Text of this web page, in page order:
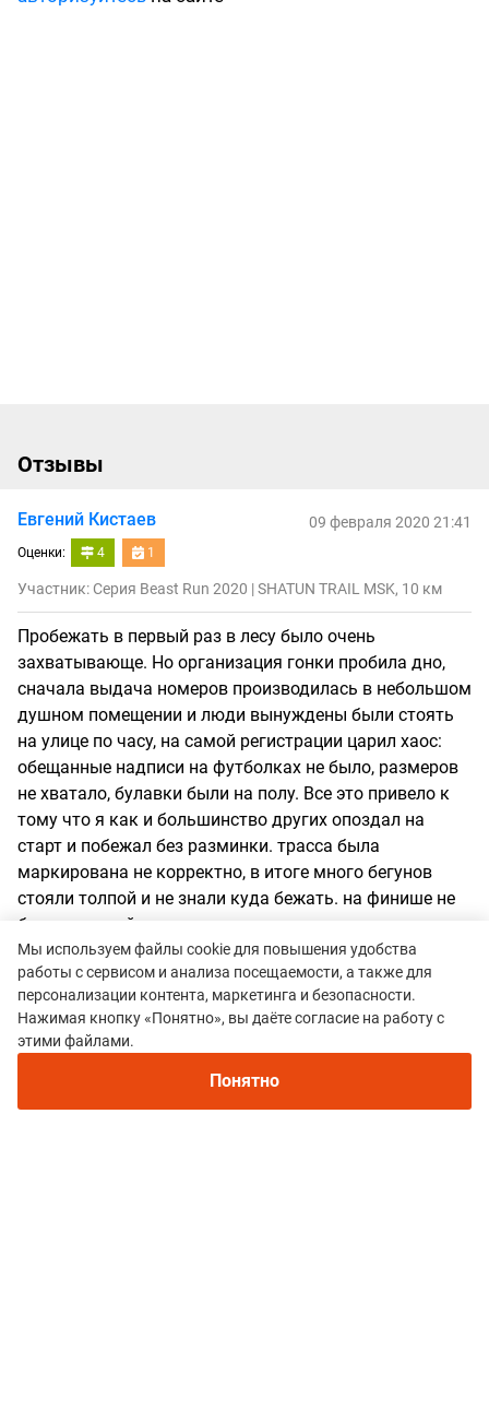
Отзывы
Евгений Кистаев
Оценки: 4 1
09 февраля 2020 21:41
Участник: Серия Beast Run 2020 | SHATUN TRAIL MSK, 10 км
Пробежать в первый раз в лесу было очень
захватывающе. Но организация гонки пробила дно,
сначала выдача номеров производилась в небольшом
душном помещении и люди вынуждены были стоять
на улице по часу, на самой регистрации царил хаос:
обещанные надписи на футболках не было, размеров
не хватало, булавки были на полу. Все это привело к
тому что я как и большинство других опоздал на
старт и побежал без разминки. трасса была
маркирована не корректно, в итоге много бегунов
стояли толпой и не знали куда бежать. на финише не
было медалей, пришлось их искать, плова я так не
дождался, хотя явно прибежал не первый.
Преимущества:Первый раз бежал по ночному лесу,
это было круто
Недостатки:ужасная организация
Рекомендуем
Непромокаемые кроссовки для бега зимой и
трейлраннинга 2026. Для города и
Мы используем файлы cookie для повышения удобства
работы с сервисом и анализа посещаемости, а также для
персонализации контента, маркетинга и безопасности.
Нажимая кнопку «Понятно», вы даёте согласие на работу с
этими файлами.
Понятно